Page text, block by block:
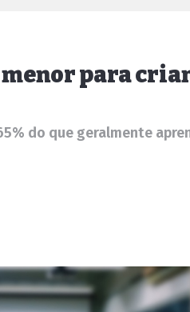
para
do que geralmente